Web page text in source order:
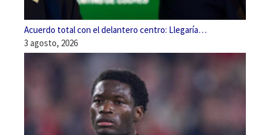
Acuerdo total con el delantero centro: Llegaría…
3 agosto, 2026